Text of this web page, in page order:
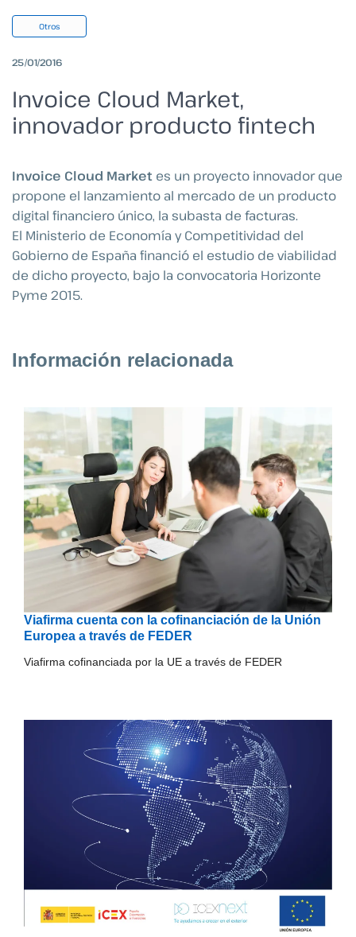
Otros
25/01/2016
Invoice Cloud Market,
innovador producto fintech
Invoice Cloud Market es un proyecto innovador que
propone el lanzamiento al mercado de un producto
digital financiero único, la subasta de facturas.
El Ministerio de Economía y Competitividad del
Gobierno de España financió el estudio de viabilidad
de dicho proyecto, bajo la convocatoria Horizonte
Pyme 2015.
Información relacionada
Viafirma cuenta con la cofinanciación de la Unión
Europea a través de FEDER
Viafirma cofinanciada por la UE a través de FEDER